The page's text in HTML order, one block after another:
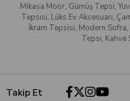
Mikasa Moor, Gümüş Tepsi,
Tepsisi, Lüks Ev Aksesuarı,
İkram Tepsisi, Modern Sofra,
Tepsi, Kahve
Takip Et